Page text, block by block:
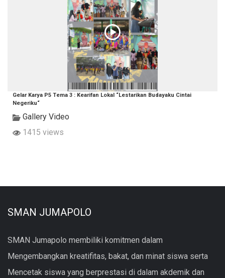
Gelar Karya P5 Tema 3 : Kearifan Lokal “Lestarikan Budayaku Cintai
Negeriku“
Gallery Video
1415 views
SMAN JUMAPOLO
SMAN Jumapolo membiliki komitmen dalam
Mengembangkan kreatifitas, bakat, dan minat siswa serta
Mencetak siswa yang berprestasi di dalam akdemik dan